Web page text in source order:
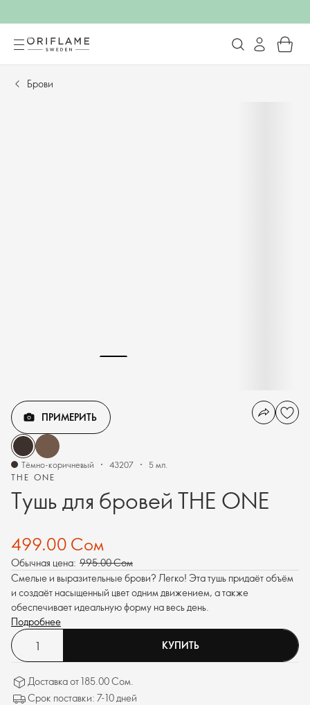
Брови
THE ONE
Тушь для бровей THE ONE
ПРИМЕРИТЬ
Тёмно-коричневый 43207 5 мл.
499.00 Сом
Обычная цена: 995.00 Сом
Смелые и выразительные брови? Легко! Эта тушь придаёт объём
и создаёт насыщенный цвет одним движением, а также
обеспечивает идеальную форму на весь день.
Подробнее
КУПИТЬ
Доставка от 185.00 Сом.
Срок поставки: 7-10 дней